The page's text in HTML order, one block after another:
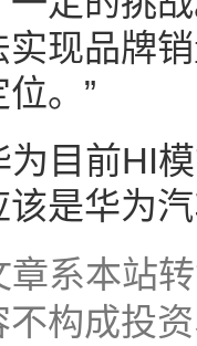
现品牌
。”
为目前HI
是华为
系本站
构成投